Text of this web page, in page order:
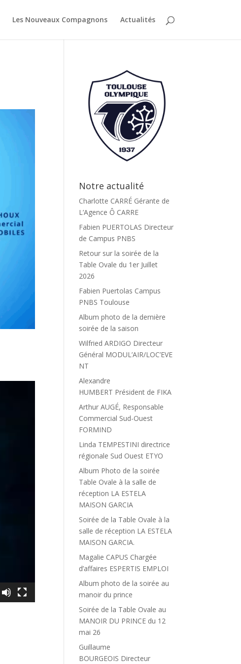
Les Nouveaux Compagnons Actualités
Notre actualité
Charlotte CARRÉ Gérante de
L’Agence Ô CARRE
Fabien PUERTOLAS Directeur
de Campus PNBS
Retour sur la soirée de la
Table Ovale du 1er Juillet
2026
Fabien Puertolas Campus
PNBS Toulouse
Album photo de la dernière
soirée de la saison
Wilfried ARDIGO Directeur
Général MODUL’AIR/LOC’EVE
NT
Alexandre
HUMBERT Président de FIKA
Arthur AUGÉ, Responsable
Commercial Sud-Ouest
FORMIND
Linda TEMPESTINI directrice
régionale Sud Ouest ETYO
Album Photo de la soirée
Table Ovale à la salle de
réception LA ESTELA
MAISON GARCIA
Soirée de la Table Ovale à la
salle de réception LA ESTELA
MAISON GARCIA.
Magalie CAPUS Chargée
d’affaires ESPERTIS EMPLOI
Album photo de la soirée au
manoir du prince
Soirée de la Table Ovale au
MANOIR DU PRINCE du 12
mai 26
Guillaume
BOURGEOIS Directeur